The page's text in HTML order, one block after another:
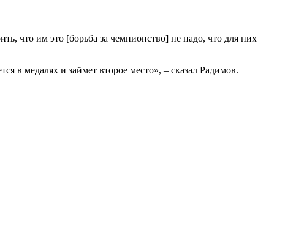
что им это [борьба за чемпионство] не надо, что для них
в медалях и займет второе место», – сказал Радимов.